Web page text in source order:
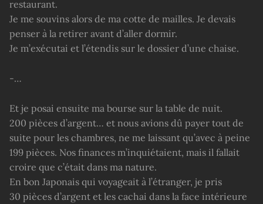
restaurant.
Je me souvins alors de ma cotte de mailles. Je devais
penser à la retirer avant d’aller dormir.
Je m’exécutai et l’étendis sur le dossier d’une chaise.
-…
Et je posai ensuite ma bourse sur la table de nuit.
200 pièces d’argent… et nous avions dû payer tout de
suite pour les chambres, ne me laissant qu’avec à peine
199 pièces. Nos finances m’inquiétaient, mais il fallait
croire que c’était dans ma nature.
En bon Japonais qui voyageait à l’étranger, je pris
30 pièces d’argent et les cachai dans la face intérieure